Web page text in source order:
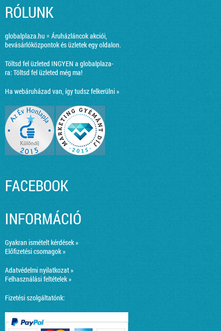
RÓLUNK
globalplaza.hu = Áruházláncok akciói,
bevásárlóközpontok és üzletek egy oldalon.
Töltsd fel üzleted INGYEN a globalplaza-
ra:Töltsd fel üzleted még ma!
Ha webáruházad van, így tudsz felkerülni »
FACEBOOK
INFORMÁCIÓ
Gyakran ismételt kérdések »
Előfizetési csomagok »
Adatvédelmi nyilatkozat »
Felhasználási feltételek »
Fizetési szolgáltatónk: